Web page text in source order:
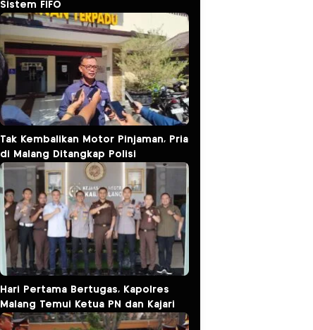
Sistem FIFO
Tak Kembalikan Motor Pinjaman, Pria
di Malang Ditangkap Polisi
Hari Pertama Bertugas, Kapolres
Malang Temui Ketua PN dan Kajari